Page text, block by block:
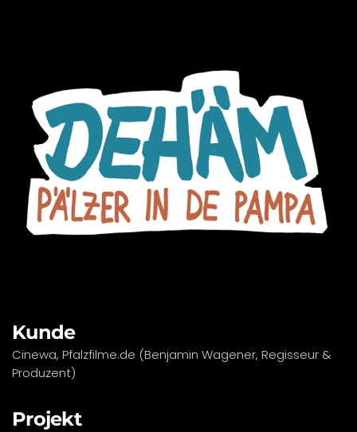
Kunde
Cinewa, Pfalzfilme.de (Benjamin Wagener, Regisseur &
Produzent)
Projekt